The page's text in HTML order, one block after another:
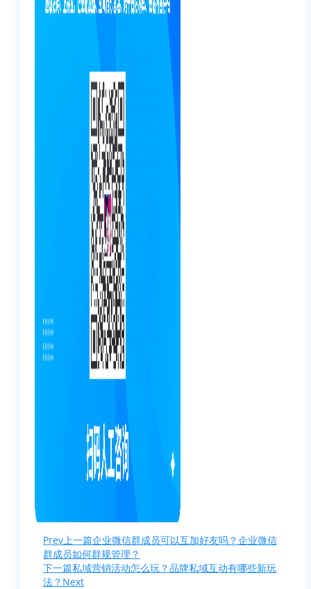
Prev 上一篇企业微信群成员可以互加好友吗？企业微信
群成员如何群规管理？
下一篇私域营销活动怎么玩？品牌私域互动有哪些新玩
法？ Next